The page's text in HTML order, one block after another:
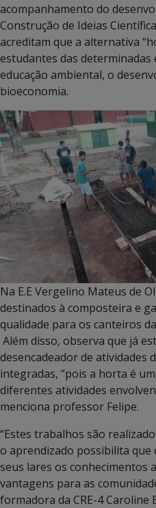
acompanhamento do
Construção de Ideias
acreditam que a alternativa
estudantes das
educação ambiental, o
bioeconomia.
Na E.E Vergelino Mateus de
destinados à composteira e
qualidade para os canteiros
Além disso, observa que já
desencadeador de atividades
integradas, “pois a horta é
diferentes atividades
menciona professor Felipe.
“Estes trabalhos são
o aprendizado possibilita que
seus lares os conhecimentos
vantagens para as
formadora da CRE-4 Caroline